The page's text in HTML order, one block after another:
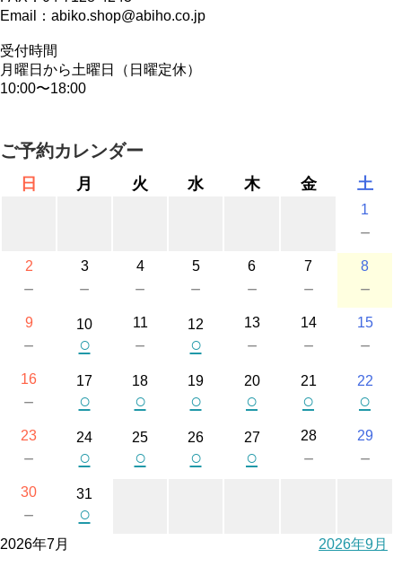
Email：abiko.shop@abiho.co.jp
受付時間
月曜日から土曜日（日曜定休）
10:00〜18:00
ご予約カレンダー
日 月 火 水 木 金 土
1
－
2
－
3
－
4
－
5
－
6
－
7
－
8
－
9
－
10
○
11
－
12
○
13
－
14
－
15
－
16
－
17
○
18
○
19
○
20
○
21
○
22
○
23
－
24
○
25
○
26
○
27
○
28
－
29
－
30
－
31
○
2026年7月 2026年9月